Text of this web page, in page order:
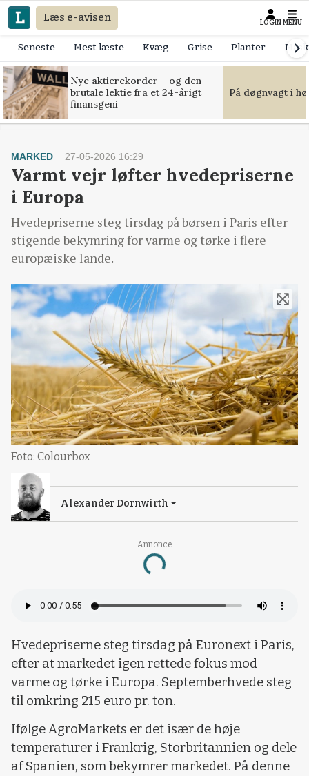
Læs e-avisen LOGIN MENU
Seneste Mest læste Kvæg Grise Planter
Nye aktierekorder – og den
brutale lektie fra et 24-årigt
finansgeni
På døgnvagt i
Annonce
Loading...
MARKED 27-05-2026 16:29
Varmt vejr løfter hvedepriserne
i Europa
Hvedepriserne steg tirsdag på børsen i Paris efter
stigende bekymring for varme og tørke i flere
europæiske lande.
Foto: Colourbox
Alexander Dornwirth
Hvedepriserne steg tirsdag på Euronext i Paris,
efter at markedet igen rettede fokus mod
varme og tørke i Europa. Septemberhvede steg
til omkring 215 euro pr. ton.
Ifølge AgroMarkets er det især de høje
temperaturer i Frankrig, Storbritannien og dele
af Spanien, som bekymrer markedet. På denne